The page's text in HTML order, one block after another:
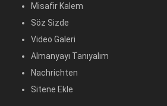
Misafir Kalem
Söz Sizde
Video Galeri
Almanyayı Tanıyalım
Nachrichten
Sitene Ekle